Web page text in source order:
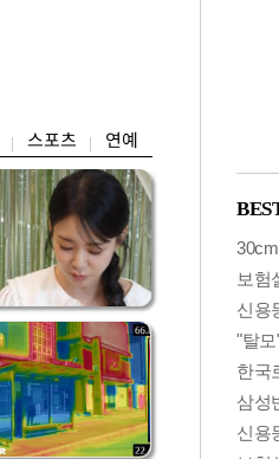
스포츠 연예